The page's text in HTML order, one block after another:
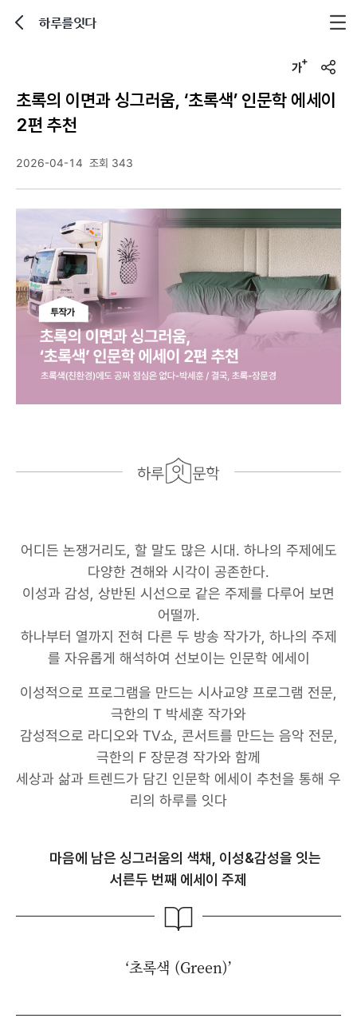
하루를잇다
u
l
초록의 이면과 싱그러움, ‘초록색’ 인문학 에세이
2편 추천
2026-04-14 조회 343
어디든 논쟁거리도, 할 말도 많은 시대. 하나의 주제에도
다양한 견해와 시각이 공존한다.
이성과 감성, 상반된 시선으로 같은 주제를 다루어 보면
어떨까.
하나부터 열까지 전혀 다른 두 방송 작가가, 하나의 주제
를 자유롭게 해석하여 선보이는 인문학 에세이
이성적으로 프로그램을 만드는 시사교양 프로그램 전문,
극한의 T 박세훈 작가와
감성적으로 라디오와 TV쇼, 콘서트를 만드는 음악 전문,
극한의 F 장문경 작가와 함께
세상과 삶과 트렌드가 담긴 인문학 에세이 추천을 통해 우
리의 하루를 잇다
마음에 남은 싱그러움의 색채, 이성&감성을 잇는
서른두 번째 에세이 주제
‘초록색 (Green)’